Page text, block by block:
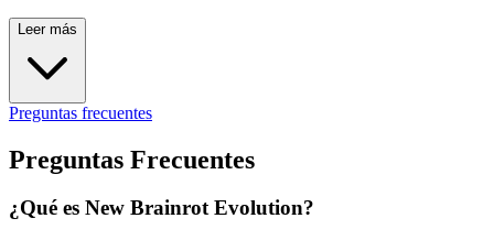
Leer más
Preguntas frecuentes
Preguntas Frecuentes
¿Qué es New Brainrot Evolution?